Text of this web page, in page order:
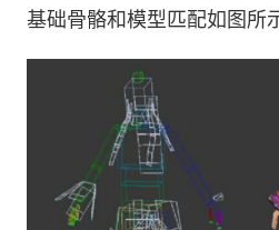
基础骨骼和模型匹配如图所